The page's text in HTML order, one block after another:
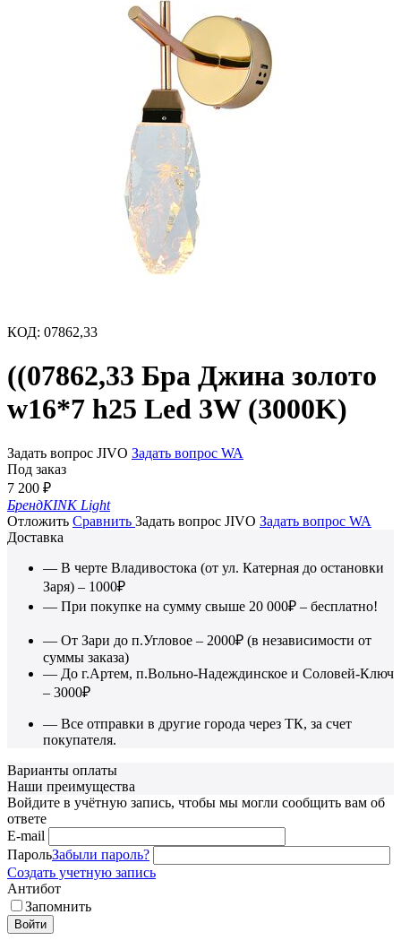
КОД: 07862,33
((07862,33 Бра Джина золото
w16*7 h25 Led 3W (3000K)
Задать вопрос JIVO Задать вопрос WA
Под заказ
7 200 ₽
БрендKINK Light
Отложить Сравнить Задать вопрос JIVO Задать вопрос WA
Доставка
— В черте Владивостока (от ул. Катерная до остановки
Заря) – 1000₽
— При покупке на сумму свыше 20 000₽ – бесплатно!
— От Зари до п.Угловое – 2000₽ (в независимости от
суммы заказа)
— До г.Артем, п.Вольно-Надеждинское и Соловей-Ключ
– 3000₽
— Все отправки в другие города через ТК, за счет
покупателя.
Варианты оплаты
Наши преимущества
Войдите в учётную запись, чтобы мы могли сообщить вам об
ответе
E-mail
ПарольЗабыли пароль?
Создать учетную запись
Антибот
Запомнить
Войти